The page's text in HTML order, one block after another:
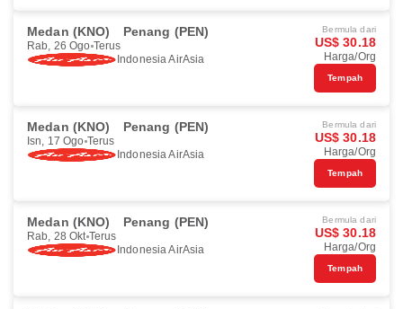
Medan (KNO) Penang (PEN)
Rab, 26 Ogo Terus
Indonesia AirAsia
Bermula dari
US$ 30.18
Harga/Org
Tempah
Medan (KNO) Penang (PEN)
Isn, 17 Ogo Terus
Indonesia AirAsia
Bermula dari
US$ 30.18
Harga/Org
Tempah
Medan (KNO) Penang (PEN)
Rab, 28 Okt Terus
Indonesia AirAsia
Bermula dari
US$ 30.18
Harga/Org
Tempah